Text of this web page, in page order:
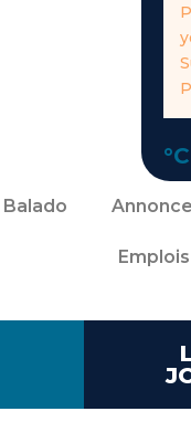
°C
Balado
Emplois